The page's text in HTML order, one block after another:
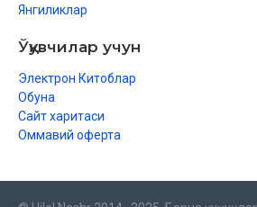
Янгиликлар
Ўқувчилар учун
Электрон Китоблар
Обуна
Сайт харитаси
Оммавий оферта